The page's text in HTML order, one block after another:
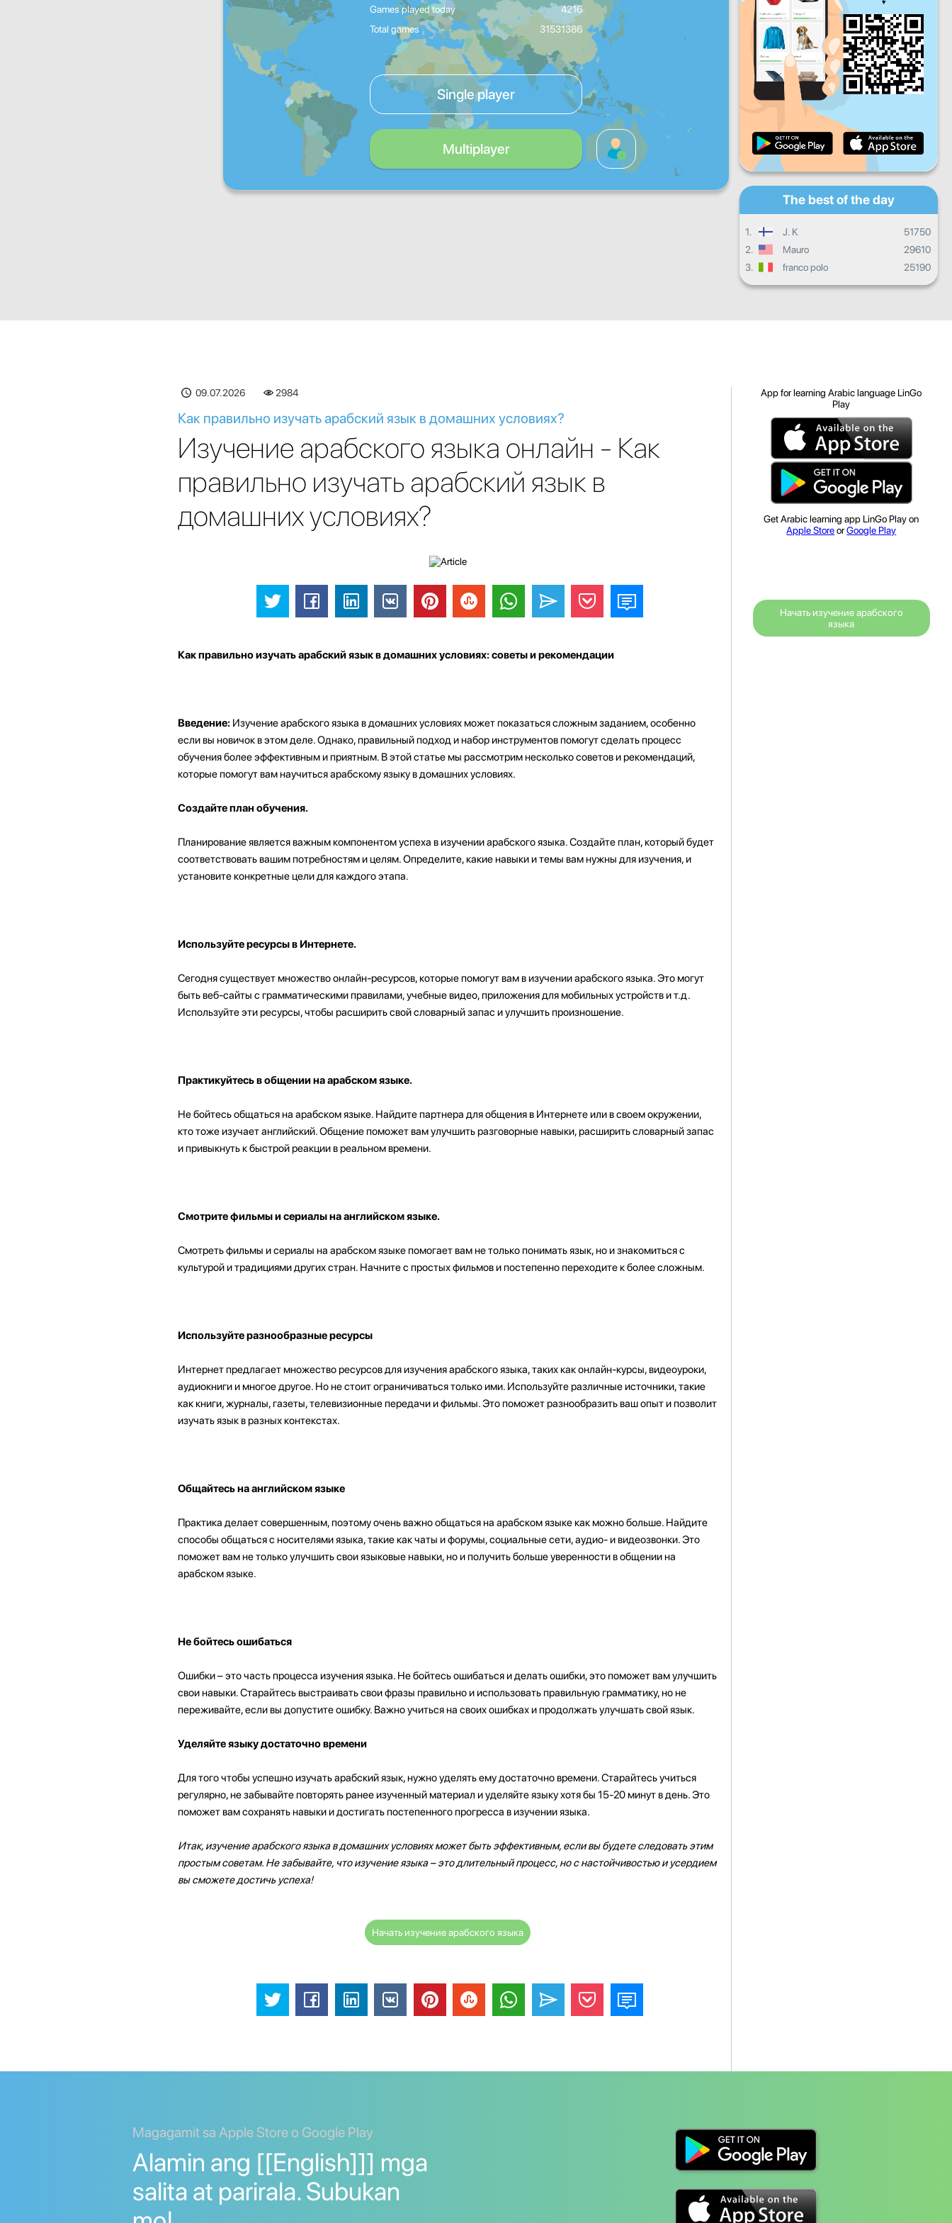
Games played today
4216
Total games
31531386
Single player
Multiplayer
Sat Sun
Daily progress
Monthly progress
Overall progress
The best of the day
1. J. K
51750
2.
Mauro
29610
3.
franco polo 25190
09.07.2026 2984
Как правильно изучать арабский язык в домашних условиях?
Изучение арабского языка онлайн - Как
правильно изучать арабский язык в
домашних условиях?
Как правильно изучать арабский язык в домашних условиях: советы и рекомендации
Введение:Изучение арабского языка в домашних условиях может показаться сложным заданием, особенно
если вы новичок в этом деле. Однако, правильный подход и набор инструментов помогут сделать процесс
обучения более эффективным и приятным. В этой статье мы рассмотрим несколько советов и рекомендаций,
которые помогут вам научиться арабскому языку в домашних условиях.
Создайте план обучения.
Планирование является важным компонентом успеха в изучении арабского языка. Создайте план, который будет
соответствовать вашим потребностям и целям. Определите, какие навыки и темы вам нужны для изучения, и
установите конкретные цели для каждого этапа.
Используйте ресурсы в Интернете.
Сегодня существует множество онлайн-ресурсов, которые помогут вам в изучении арабского языка. Это могут
быть веб-сайты с грамматическими правилами, учебные видео, приложения для мобильных устройств и т.д.
Используйте эти ресурсы, чтобы расширить свой словарный запас и улучшить произношение.
Практикуйтесь в общении на арабском языке.
Не бойтесь общаться на арабском языке. Найдите партнера для общения в Интернете или в своем окружении,
кто тоже изучает английский. Общение поможет вам улучшить разговорные навыки, расширить словарный запас
и привыкнуть к быстрой реакции в реальном времени.
Смотрите фильмы и сериалы на английском языке.
Смотреть фильмы и сериалы на арабском языке помогает вам не только понимать язык, но и знакомиться с
культурой и традициями других стран. Начните с простых фильмов и постепенно переходите к более сложным.
Используйте разнообразные ресурсы
Интернет предлагает множество ресурсов для изучения арабского языка, таких как онлайн-курсы, видеоуроки,
аудиокниги и многое другое. Но не стоит ограничиваться только ими. Используйте различные источники, такие
как книги, журналы, газеты, телевизионные передачи и фильмы. Это поможет разнообразить ваш опыт и позволит
изучать язык в разных контекстах.
Общайтесь на английском языке
Практика делает совершенным, поэтому очень важно общаться на арабском языке как можно больше. Найдите
способы общаться с носителями языка, такие как чаты и форумы, социальные сети, аудио- и видеозвонки. Это
поможет вам не только улучшить свои языковые навыки, но и получить больше уверенности в общении на
арабском языке.
Не бойтесь ошибаться
Ошибки – это часть процесса изучения языка. Не бойтесь ошибаться и делать ошибки, это поможет вам улучшить
свои навыки. Старайтесь выстраивать свои фразы правильно и использовать правильную грамматику, но не
переживайте, если вы допустите ошибку. Важно учиться на своих ошибках и продолжать улучшать свой язык.
Уделяйте языку достаточно времени
Для того чтобы успешно изучать арабский язык, нужно уделять ему достаточно времени. Старайтесь учиться
регулярно, не забывайте повторять ранее изученный материал и уделяйте языку хотя бы 15-20 минут в день. Это
поможет вам сохранять навыки и достигать постепенного прогресса в изучении языка.
Итак, изучение арабского языка в домашних условиях может быть эффективным, если вы будете следовать этим
простым советам. Не забывайте, что изучение языка – это длительный процесс, но с настойчивостью и усердием
вы сможете достичь успеха!
Начать изучение арабского языка
App for learning Arabic language LinGo
Play
Get Arabic learning app LinGo Play on
Apple StoreorGoogle Play
Начать изучение арабского
языка
Magagamit sa Apple Store o Google Play
Alamin ang [[English]]] mga
salita at parirala. Subukan